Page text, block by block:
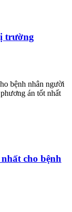
trường
bệnh nhân người
án tốt nhất
cho bệnh